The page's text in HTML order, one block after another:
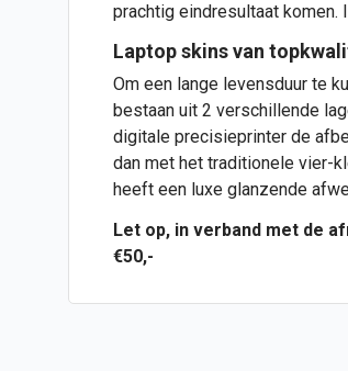
prachtig eindresultaat
Laptop skins van
Om een lange levensduur te
bestaan uit 2 verschillende
digitale precisieprinter de
dan met het traditionele vier-
heeft een luxe glanzende
Let op, in verband met de
€50,-